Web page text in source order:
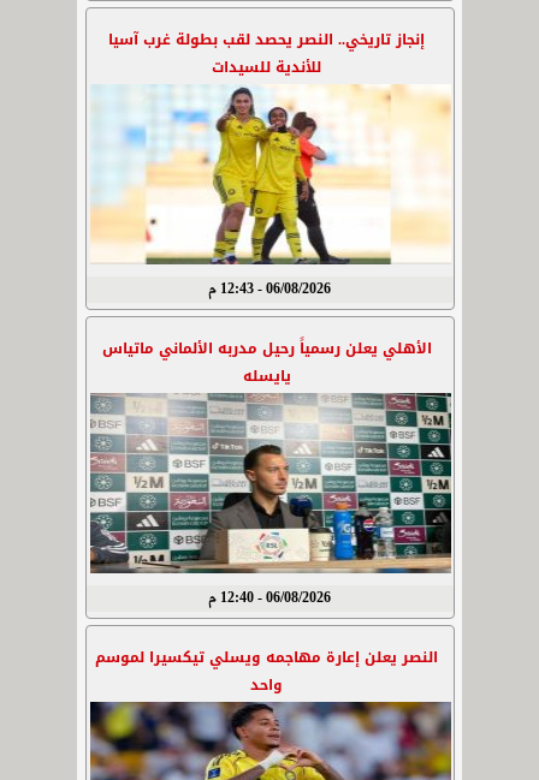
إنجاز تاريخي.. النصر يحصد لقب بطولة غرب آسيا
للأندية للسيدات
06/08/2026 - 12:43 م
الأهلي يعلن رسمياً رحيل مدربه الألماني ماتياس
يايسله
06/08/2026 - 12:40 م
النصر يعلن إعارة مهاجمه ويسلي تيكسيرا لموسم
واحد